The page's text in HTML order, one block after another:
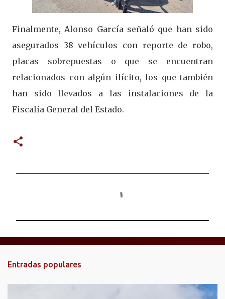
Finalmente, Alonso García señaló que han sido
asegurados 38 vehículos con reporte de robo,
placas sobrepuestas o que se encuentran
relacionados con algún ilícito, los que también
han sido llevados a las instalaciones de la
Fiscalía General del Estado.
n
t
Entradas populares